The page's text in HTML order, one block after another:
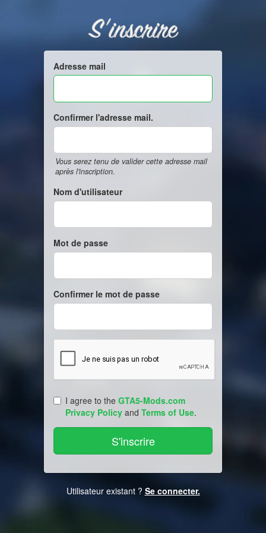
S'inscrire
Adresse mail
Confirmer l'adresse mail.
Vous serez tenu de valider cette adresse mail
après l'inscription.
Nom d'utilisateur
Mot de passe
Confirmer le mot de passe
I agree to the GTA5-Mods.com
Privacy Policy and Terms of Use.
Utilisateur existant ? Se connecter.